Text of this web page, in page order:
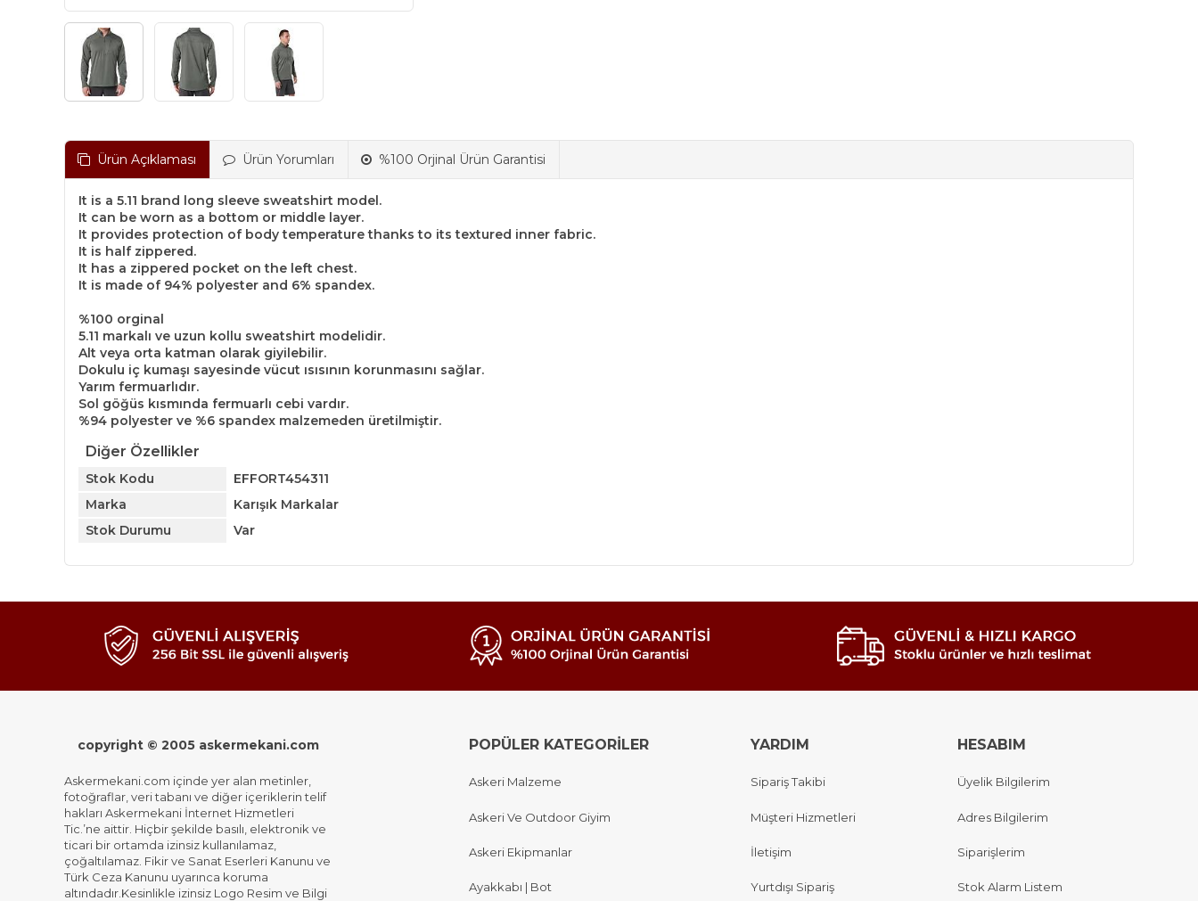
Ürün Açıklaması Ürün Yorumları %100 Orjinal Ürün Garantisi
It is a 5.11 brand long sleeve sweatshirt model.
It can be worn as a bottom or middle layer.
It provides protection of body temperature thanks to its textured inner fabric.
It is half zippered.
It has a zippered pocket on the left chest.
It is made of 94% polyester and 6% spandex.
%100 orginal
5.11 markalı ve uzun kollu sweatshirt modelidir.
Alt veya orta katman olarak giyilebilir.
Dokulu iç kumaşı sayesinde vücut ısısının korunmasını sağlar.
Yarım fermuarlıdır.
Sol göğüs kısmında fermuarlı cebi vardır.
%94 polyester ve %6 spandex malzemeden üretilmiştir.
Diğer Özellikler
Stok Kodu
EFFORT454311
Marka
Karışık Markalar
Stok Durumu
Var
copyright © 2005 askermekani.com
Askermekani.com içinde yer alan metinler,
fotoğraflar, veri tabanı ve diğer içeriklerin telif
hakları Askermekani İnternet Hizmetleri
Tic.’ne aittir. Hiçbir şekilde basılı, elektronik ve
ticari bir ortamda izinsiz kullanılamaz,
çoğaltılamaz. Fikir ve Sanat Eserleri Kanunu ve
Türk Ceza Kanunu uyarınca koruma
altındadır.Kesinlikle izinsiz Logo Resim ve Bilgi
POPÜLER KATEGORİLER
Askeri Malzeme
Askeri Ve Outdoor Giyim
Askeri Ekipmanlar
Ayakkabı | Bot
YARDIM
Sipariş Takibi
Müşteri Hizmetleri
İletişim
Yurtdışı Sipariş
HESABIM
Üyelik Bilgilerim
Adres Bilgilerim
Siparişlerim
Stok Alarm Listem